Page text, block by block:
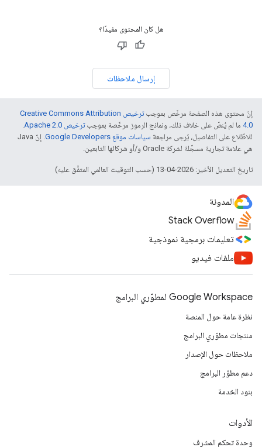
هل كان المحتوى مفيدًا؟
إرسال ملاحظات
إنّ محتوى هذه الصفحة مرخّص بموجب
ترخيص Creative Commons Attribution
4.0‏ ما لم يُنصّ على خلاف ذلك، ونماذج الرموز مرخّصة بموجبترخيص Apache 2.0‏
.
للاطّلاع على التفاصيل، يُرجى مراجعة سياسات موقع Google Developers‏
. إنّ Java
هي علامة تجارية مسجَّلة لشركة Oracle و/أو شركائها التابعين.
تاريخ التعديل الأخير: 2026-04-13 (حسب التوقيت العالمي المتفَّق عليه)
المدونة
Stack Overflow
تعليمات برمجية نموذجية
ملفات فيديو
Google Workspace لمطوّري البرامج
نظرة عامة حول المنصة
منتجات مطوّري البرامج
ملاحظات حول الإصدار
دعم مطوّر البرامج
بنود الخدمة
الأدوات
وحدة تحكم المشرف